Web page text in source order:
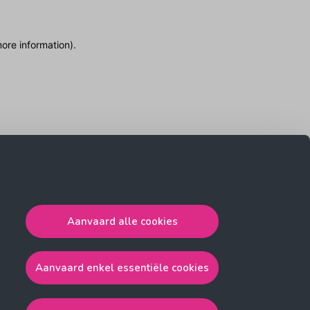
Aanvaard alle cookies
Aanvaard enkel essentiële cookies
information).